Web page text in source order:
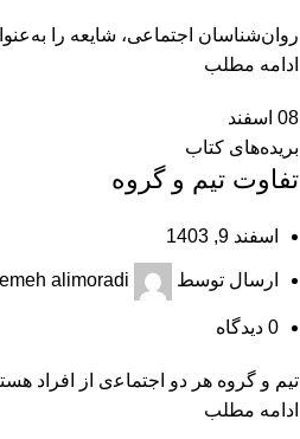
روان‌شناسان اجتماعی، شایعه را
ادامه مطلب
08 اسفند
بریده‌های کتاب
ﺗﻔﺎوت ﺗﻴﻢ و ﮔﺮوه
اسفند 9, 1403
ارسال توسط alimoradi
0 دیدگاه
ﺗﻴﻢ و ﮔﺮوه ﻫﺮ دو اﺟﺘﻤﺎﻋی از افراد
ادامه مطلب